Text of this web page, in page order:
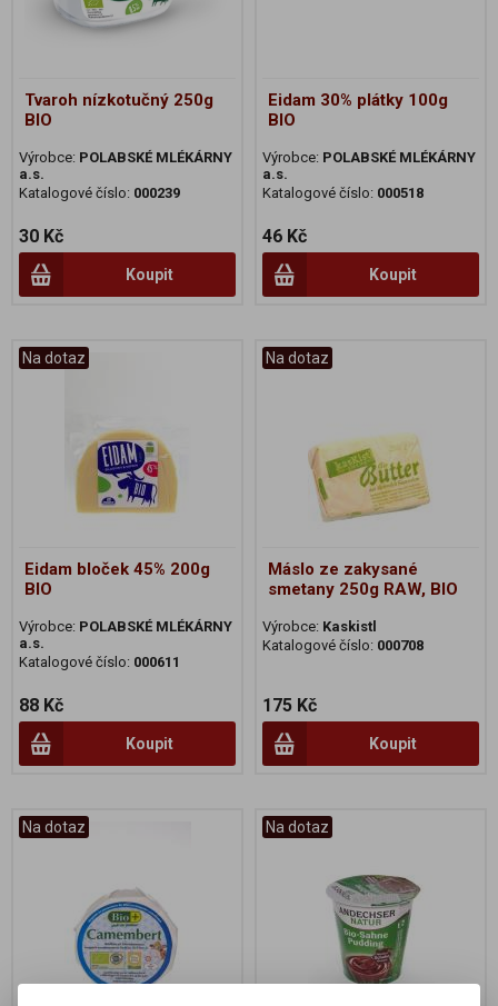
Tvaroh nízkotučný 250g
BIO
Výrobce: POLABSKÉ MLÉKÁRNY
a.s.
Katalogové číslo: 000239
30 Kč
Koupit
Eidam 30% plátky 100g
BIO
Výrobce: POLABSKÉ MLÉKÁRNY
a.s.
Katalogové číslo: 000518
46 Kč
Koupit
Na dotaz
Eidam bloček 45% 200g
BIO
Výrobce: POLABSKÉ MLÉKÁRNY
a.s.
Katalogové číslo: 000611
88 Kč
Koupit
Na dotaz
Máslo ze zakysané
smetany 250g RAW, BIO
Výrobce: Kaskistl
Katalogové číslo: 000708
175 Kč
Koupit
Na dotaz Na dotaz